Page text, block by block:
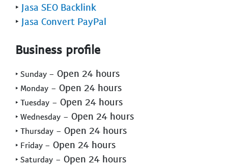
‣ Jasa SEO Backlink
‣ Jasa Convert PayPal
Business profile
‣ Sunday - Open 24 hours
‣ Monday - Open 24 hours
‣ Tuesday - Open 24 hours
‣ Wednesday - Open 24 hours
‣ Thursday - Open 24 hours
‣ Friday - Open 24 hours
‣ Saturday - Open 24 hours